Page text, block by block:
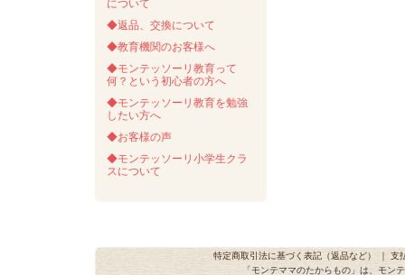
について
◆返品、交換について
◆教育機関のお客様へ
◆モンテッソーリ教育って
何？という初心者の方へ
◆モンテッソーリ教育を勉強
したい方へ
◆お客様の声
◆モンテッソーリ小学生クラ
スについて
特定商取引法に基づく表記（返品など） ｜ 支
「モンテママのたからもの」は、モン